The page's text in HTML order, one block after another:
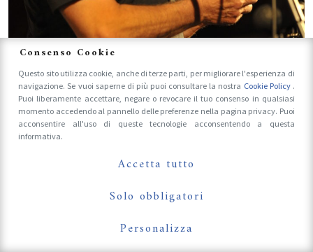
Consenso Cookie
Questo sito utilizza cookie, anche di terze parti, per migliorare l'esperienza di
navigazione. Se vuoi saperne di più puoi consultare la nostra Cookie Policy .
Puoi liberamente accettare, negare o revocare il tuo consenso in qualsiasi
momento accedendo al pannello delle preferenze nella pagina privacy. Puoi
acconsentire all'uso di queste tecnologie acconsentendo a questa
informativa.
Accetta tutto
Solo obbligatori
Personalizza